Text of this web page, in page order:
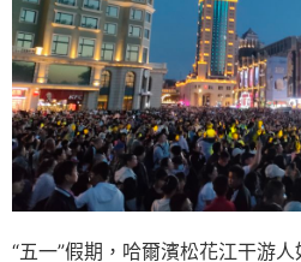
“五一”假期，哈爾濱松花江干游